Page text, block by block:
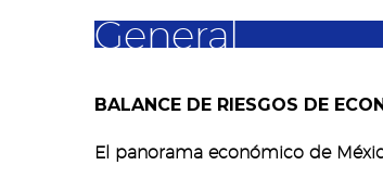
General
BALANCE DE RIESGOS DE
El panorama económico de